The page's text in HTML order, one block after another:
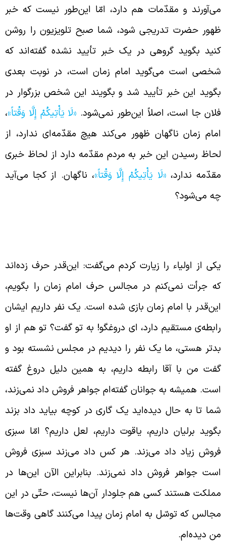
و مقدّمات هم دارد، امّا این‌طور نیست که خبر
حضرت تدریجی شود، شما صبح تلویزیون را روشن
بگوید گروهی در یک خبر تأیید نشده گفته‌اند که
است می‌گوید امام زمان است، در نوبت بعدی
این خبر تأیید شد و بگویند این شخص بزرگوار در
جا است، اصلاً این‌طور نمی‌شود.«لَا يَأْتِيكُمْ إِلَّا وَقْتاً»،
زمان ناگهان ظهور می‌کند هیچ مقدّمه‌ای ندارد، از
رسیدن این خبر به مردم مقدّمه دارد از لحاظ خبری
ندارد،«لَا يَأْتِيكُمْ إِلَّا وَقْتاً»، ناگهان. از کجا می‌آید
می‌شود؟
از اولیاء را زیارت کردم می‌گفت: این‌قدر حرف زده‌اند
جرأت نمی‌کنم در مجالس حرف امام زمان را بگویم،
با امام زمان بازی شده است. یک نفر داریم ایشان
مستقیم دارد، ای دروغگو! به تو گفت؟ تو هم از او
هستی، ما یک نفر را دیدیم در مجلس نشسته بود و
من با آقا رابطه داریم، به همین دلیل دروغ گفته
همیشه به جوانان گفته‌ام جواهر فروش داد نمی‌زند،
تا به حال دیده‌اید یک گاری در کوچه بیاید داد بزند
برلیان داریم، یاقوت داریم، لعل داریم؟ امّا سبزی
زیاد داد می‌زند. هر کس داد می‌زند سبزی فروش
جواهر فروش داد نمی‌زند. بنابراین الآن این‌ها در
هستند کسی هم جلودار آن‌ها نیست، حتّی در این
که توسّل به امام زمان پیدا می‌کنند گاهی وقت‌ها
دیده‌ام.